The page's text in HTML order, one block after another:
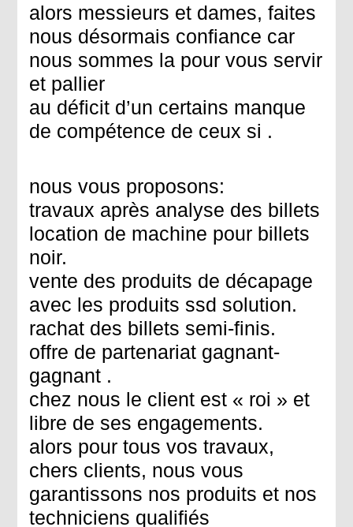
alors messieurs et dames, faites
nous désormais confiance car
nous sommes la pour vous servir
et pallier
au déficit d’un certains manque
de compétence de ceux si .
nous vous proposons:
travaux après analyse des billets
location de machine pour billets
noir.
vente des produits de décapage
avec les produits ssd solution.
rachat des billets semi-finis.
offre de partenariat gagnant-
gagnant .
chez nous le client est « roi » et
libre de ses engagements.
alors pour tous vos travaux,
chers clients, nous vous
garantissons nos produits et nos
techniciens qualifiés